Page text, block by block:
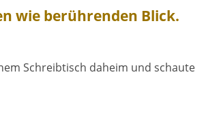
wie berührenden Blick.
Schreibtisch daheim und schaute